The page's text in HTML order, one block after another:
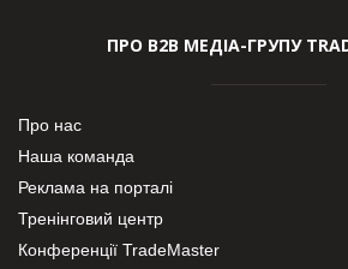
ПРО В2В МЕДІА-ГРУПУ
Про нас
Наша команда
Реклама на порталі
Тренінговий центр
Конференції TradeMaster